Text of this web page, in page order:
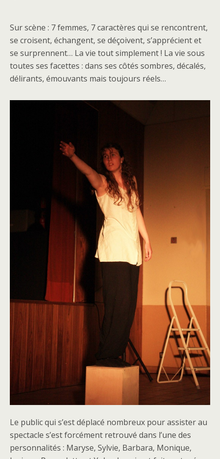
Sur scène : 7 femmes, 7 caractères qui se rencontrent,
se croisent, échangent, se déçoivent, s’apprécient et
se surprennent… La vie tout simplement ! La vie sous
toutes ses facettes : dans ses côtés sombres, décalés,
délirants, émouvants mais toujours réels…
Le public qui s’est déplacé nombreux pour assister au
spectacle s’est forcément retrouvé dans l’une des
personnalités : Maryse, Sylvie, Barbara, Monique,